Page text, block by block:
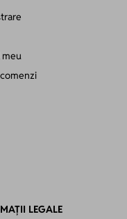
meu
LEGALE